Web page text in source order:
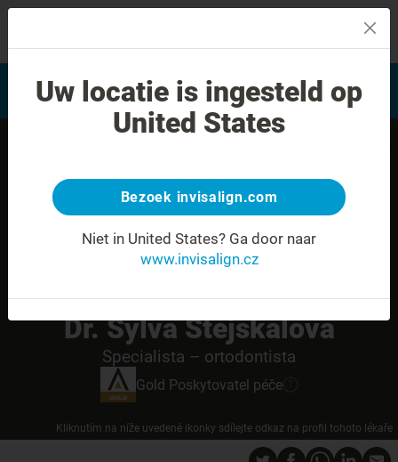
Hodnocení úsměvu
Najít poskytovatele léčby
Invisalign
Dr. Sylva Stejskalova
Specialista – ortodontista
Gold Poskytovatel péče
Kliknutím na níže uvedené ikonky sdílejte odkaz na profil tohoto lékaře
Uw locatie is ingesteld op
United States
Bezoek invisalign.com
Niet in United States? Ga door naar
www.invisalign.cz